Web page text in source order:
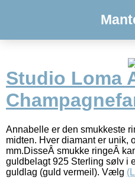
Studio Loma
Annabelle er den smukkeste
midten. Hver diamant er unik,
mm.DisseÂ smukke ringeÂ
guldbelagt 925 Sterling sølv i
guldlag (guld vermeil). Vælg